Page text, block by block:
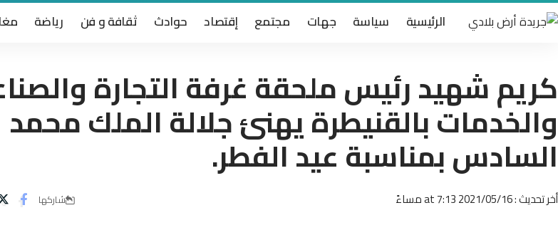
الرئيسية سياسة جهات مجتمع إقتصاد حوادث ثقافة و فن رياضة
كريم شهيد رئيس ملحقة غرفة التجارة
والخدمات بالقنيطرة يهنئ جلالة الملك محمد
السادس بمناسبة عيد الفطر.
أخر تحديث : 2021/05/16 at 7:13 مساءً شاركها